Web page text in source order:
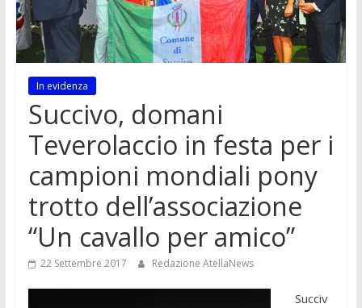
In evidenza
Succivo, domani
Teverolaccio in festa per i
campioni mondiali pony
trotto dell’associazione
“Un cavallo per amico”
22 Settembre 2017 Redazione AtellaNews
Succiv